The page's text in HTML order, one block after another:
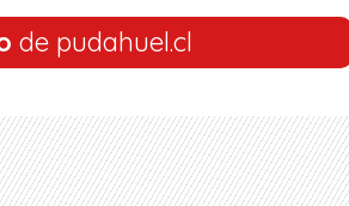
de pudahuel.cl